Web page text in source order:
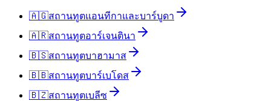
🇦🇬สถานทูตแอนทีกาและบาร์บูดา
🇦🇷สถานทูตอาร์เจนตินา
🇧🇸สถานทูตบาฮามาส
🇧🇧สถานทูตบาร์เบโดส
🇧🇿สถานทูตเบลีซ